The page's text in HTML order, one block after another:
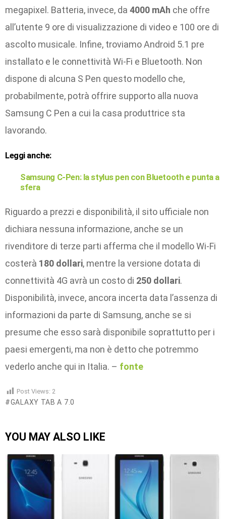
megapixel. Batteria, invece, da 4000 mAh che offre
all’utente 9 ore di visualizzazione di video e 100 ore di
ascolto musicale. Infine, troviamo Android 5.1 pre
installato e le connettività Wi-Fi e Bluetooth. Non
dispone di alcuna S Pen questo modello che,
probabilmente, potrà offrire supporto alla nuova
Samsung C Pen a cui la casa produttrice sta
lavorando.
Leggi anche:
Samsung C-Pen: la stylus pen con Bluetooth e punta a
sfera
Riguardo a prezzi e disponibilità, il sito ufficiale non
dichiara nessuna informazione, anche se un
rivenditore di terze parti afferma che il modello Wi-Fi
costerà 180 dollari, mentre la versione dotata di
connettività 4G avrà un costo di 250 dollari.
Disponibilità, invece, ancora incerta data l’assenza di
informazioni da parte di Samsung, anche se si
presume che esso sarà disponibile soprattutto per i
paesi emergenti, ma non è detto che potremmo
vederlo anche qui in Italia. – fonte
Post Views: 2
GALAXY TAB A 7.0
YOU MAY ALSO LIKE